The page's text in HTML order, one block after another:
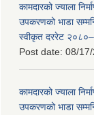
कामदारको ज्याला
उपकरणको भाडा
स्वीकृत दररेट
Post date: 08/
कामदारको ज्याला
उपकरणको भाडा